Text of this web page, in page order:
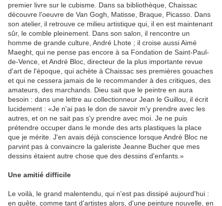
premier livre sur le cubisme. Dans sa bibliothèque, Chaissac
découvre l'oeuvre de Van Gogh, Matisse, Braque, Picasso. Dans
son atelier, il retrouve ce milieu artistique qui, il en est maintenant
sûr, le comble pleinement. Dans son salon, il rencontre un
homme de grande culture, André Lhote ; il croise aussi Aimé
Maeght, qui ne pense pas encore à sa Fondation de Saint-Paul-
de-Vence, et André Bloc, directeur de la plus importante revue
d'art de l'époque, qui achète à Chaissac ses premières gouaches
et qui ne cessera jamais de le recommander à des critiques, des
amateurs, des marchands. Dieu sait que le peintre en aura
besoin : dans une lettre au collectionneur Jean le Guillou, il écrit
lucidement : «Je n'ai pas le don de savoir m'y prendre avec les
autres, et on ne sait pas s'y prendre avec moi. Je ne puis
prétendre occuper dans le monde des arts plastiques la place
que je mérite. J'en avais déjà conscience lorsque André Bloc ne
parvint pas à convaincre la galeriste Jeanne Bucher que mes
dessins étaient autre chose que des dessins d'enfants.»
Une amitié difficile
Le voilà, le grand malentendu, qui n'est pas dissipé aujourd'hui :
en quête, comme tant d'artistes alors, d'une peinture nouvelle, en